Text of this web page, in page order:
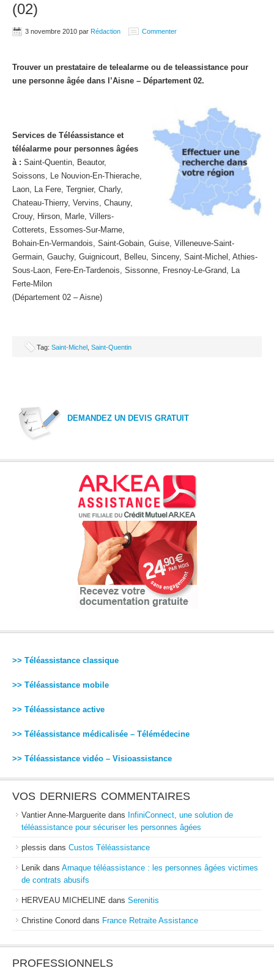
(02)
3 novembre 2010 par Rédaction Commenter
Trouver un prestataire de telealarme ou de teleassistance pour
une personne âgée dans l’Aisne – Département 02.
Services de Téléassistance et
téléalarme pour personnes âgées
à : Saint-Quentin, Beautor,
Soissons, Le Nouvion-En-Thierache,
Laon, La Fere, Tergnier, Charly,
Chateau-Thierry, Vervins, Chauny,
Crouy, Hirson, Marle, Villers-
Cotterets, Essomes-Sur-Marne,
Bohain-En-Vermandois, Saint-Gobain, Guise, Villeneuve-Saint-
Germain, Gauchy, Guignicourt, Belleu, Sinceny, Saint-Michel, Athies-
Sous-Laon, Fere-En-Tardenois, Sissonne, Fresnoy-Le-Grand, La
Ferte-Milon
(Département 02 – Aisne)
Tag: Saint-Michel Saint-Quentin
DEMANDEZ UN DEVIS GRATUIT
>> Téléassistance classique
>> Téléassistance mobile
>> Téléassistance active
>> Téléassistance médicalisée – Télémédecine
>> Téléassistance vidéo – Visioassistance
VOS DERNIERS COMMENTAIRES
Vantier Anne-Marguerite dans InfiniConnect, une solution de
téléassistance pour sécuriser les personnes âgées
plessis dans Custos Téléassistance
Lenik dans Arnaque téléassistance : les personnes âgées victimes
de contrats abusifs
HERVEAU MICHELINE dans Serenitis
Christine Conord dans France Retraite Assistance
PROFESSIONNELS